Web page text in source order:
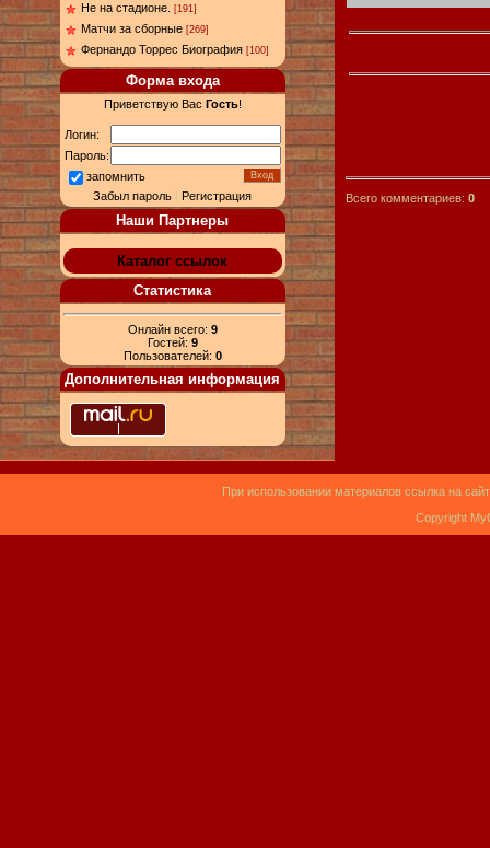
Не на стадионе. [191]
Матчи за сборные [269]
Фернандо Торрес Биография [100]
Форма входа
Приветствую Вас Гость!
Логин:
Пароль:
запомнить
Забыл пароль |Регистрация
Наши Партнеры
Каталог ссылок
Статистика
Онлайн всего: 9
Гостей: 9
Пользователей: 0
Дополнительная информация
Всего комментариев: 0
При использовании материалов ссылка на
Copyright